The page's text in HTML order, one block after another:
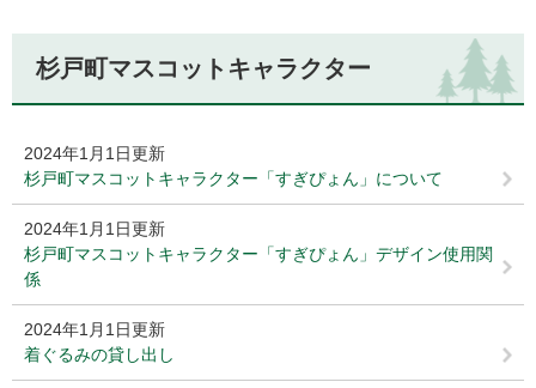
杉戸町マスコットキャラクター
2024年1月1日更新
杉戸町マスコットキャラクター「すぎぴょん」について
2024年1月1日更新
杉戸町マスコットキャラクター「すぎぴょん」デザイン使用関
係
2024年1月1日更新
着ぐるみの貸し出し